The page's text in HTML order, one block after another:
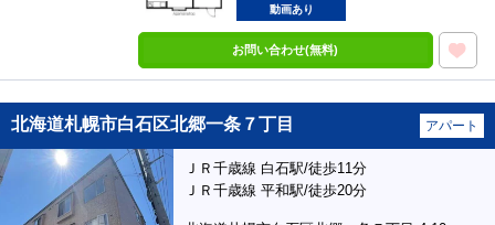
動画あり
お問い合わせ(無料)
北海道札幌市白石区北郷一条７丁目 アパート
ＪＲ千歳線 白石駅/徒歩11分
ＪＲ千歳線 平和駅/徒歩20分